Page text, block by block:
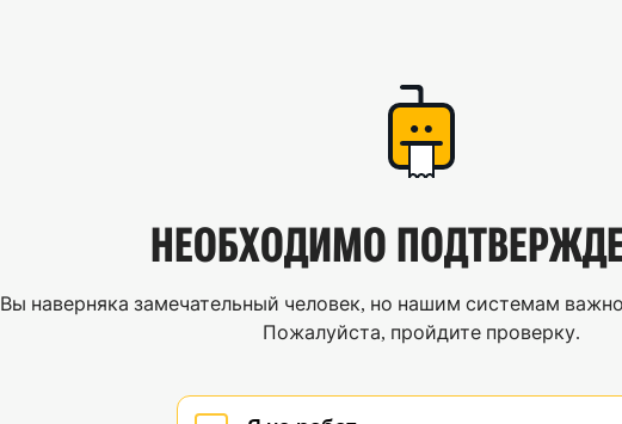
НЕОБХОДИМО
Вы наверняка замечательный человек, но нашим системам
Пожалуйста, пройдите проверку.